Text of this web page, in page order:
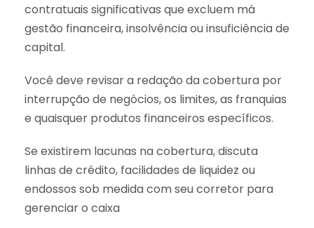
contratuais significativas que excluem má
gestão financeira, insolvência ou insuficiência de
capital.
Você deve revisar a redação da cobertura por
interrupção de negócios, os limites, as franquias
e quaisquer produtos financeiros específicos.
Se existirem lacunas na cobertura, discuta
linhas de crédito, facilidades de liquidez ou
endossos sob medida com seu corretor para
gerenciar o caixa